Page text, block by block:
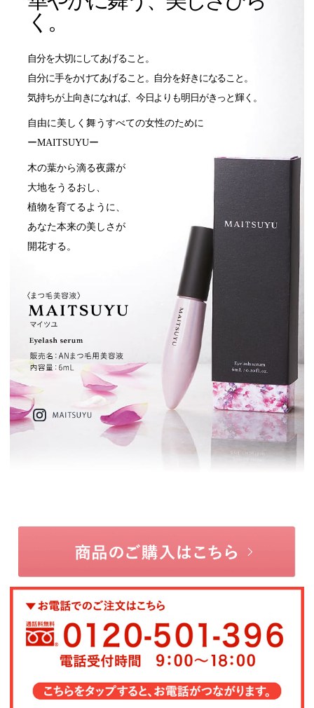
く。
自分を大切にしてあげること。
自分に手をかけてあげること。自分を好きになること。
気持ちが上向きになれば、今日よりも明日がきっと輝く。
自由に美しく舞うすべての女性のために
ーMAITSUYUー
木の葉から滴る夜露が
大地をうるおし、
植物を育てるように、
あなた本来の美しさが
開花する。